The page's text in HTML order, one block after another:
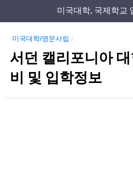
미국대학, 국제학교
미국대학/명문사립 /
서던 캘리포니아
비 및 입학정보